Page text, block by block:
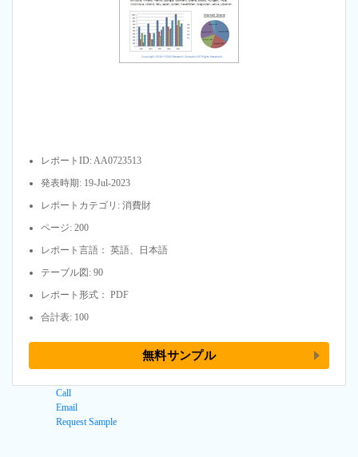
レポートID: AA0723513
発表時期: 19-Jul-2023
レポートカテゴリ: 消費財
ページ: 200
レポート言語： 英語、日本語
テーブル図: 90
レポート形式： PDF
合計表: 100
無料サンプル
Call
Email
Request Sample